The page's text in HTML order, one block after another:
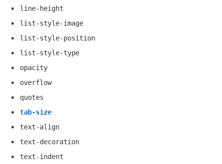
line-height
list-style-image
list-style-position
list-style-type
opacity
overflow
quotes
tab-size
text-align
text-decoration
text-indent